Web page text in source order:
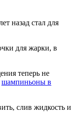
назад стал для
для жарки, в
теперь не
шампиньоны в
слив жидкость и